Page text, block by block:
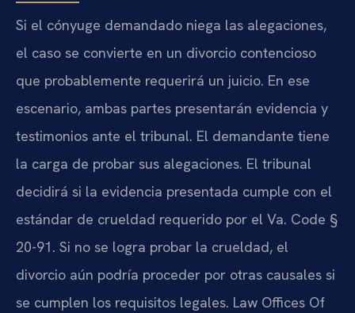
Si el cónyuge demandado niega las alegaciones,
el caso se convierte en un divorcio contencioso
que probablemente requerirá un juicio. En ese
escenario, ambas partes presentarán evidencia y
testimonios ante el tribunal. El demandante tiene
la carga de probar sus alegaciones. El tribunal
decidirá si la evidencia presentada cumple con el
estándar de crueldad requerido por el Va. Code §
20-91. Si no se logra probar la crueldad, el
divorcio aún podría proceder por otras causales si
se cumplen los requisitos legales. Law Offices Of